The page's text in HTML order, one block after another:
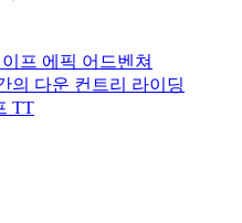
프 에픽 어드벤쳐
의 다운 컨트리 라이딩
TT